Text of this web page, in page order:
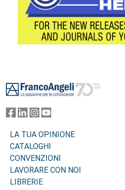
LA TUA OPINIONE
CATALOGHI
CONVENZIONI
LAVORARE CON NOI
LIBRERIE